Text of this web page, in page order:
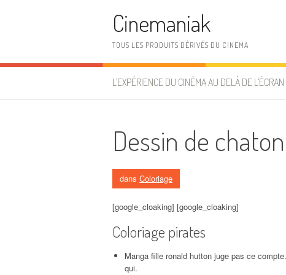
Cinemaniak
TOUS LES PRODUITS DÉRIVÉS DU CINEMA
L’EXPÉRIENCE DU CINÉMA AU DELÀ DE
Dessin de chaton
dans Coloriage
[google_cloaking] [google_cloaking]
Coloriage pirates
Manga fille ronald hutton juge pas ce
qui.